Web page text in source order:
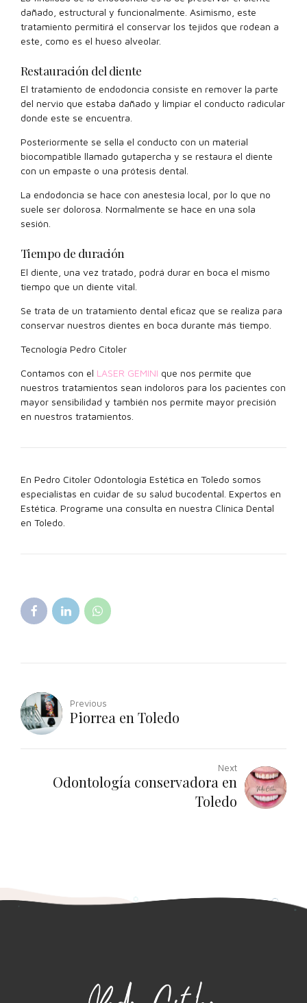
dañado, estructural y funcionalmente. Asimismo, este
tratamiento permitirá el conservar los tejidos que rodean a
este, como es el hueso alveolar.
Restauración del diente
El tratamiento de endodoncia consiste en remover la parte
del nervio que estaba dañado y limpiar el conducto radicular
donde este se encuentra.
Posteriormente se sella el conducto con un material
biocompatible llamado gutapercha y se restaura el diente
con un empaste o una prótesis dental.
La endodoncia se hace con anestesia local, por lo que no
suele ser dolorosa. Normalmente se hace en una sola
sesión.
Tiempo de duración
El diente, una vez tratado, podrá durar en boca el mismo
tiempo que un diente vital.
Se trata de un tratamiento dental eficaz que se realiza para
conservar nuestros dientes en boca durante más tiempo.
Tecnología Pedro Citoler
Contamos con el LASER GEMINI que nos permite que
nuestros tratamientos sean indoloros para los pacientes con
mayor sensibilidad y también nos permite mayor precisión
en nuestros tratamientos.
En Pedro Citoler Odontología Estética en Toledo somos
especialistas en cuidar de su salud bucodental. Expertos en
Estética. Programe una consulta en nuestra Clínica Dental
en Toledo.
Previous
Piorrea en Toledo
Next
Odontología conservadora en
Toledo